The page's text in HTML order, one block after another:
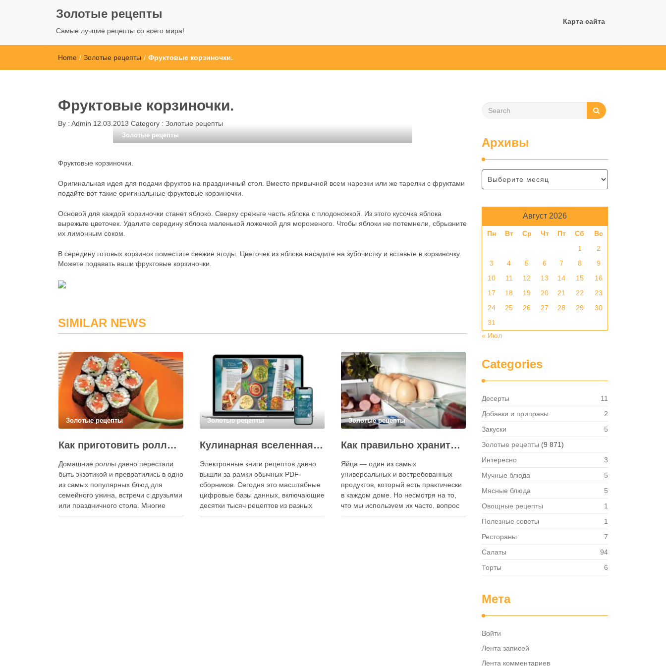
Золотые рецепты
Самые лучшие рецепты со всего мира!
Карта сайта
Home / Золотые рецепты / Фруктовые корзиночки.
Фруктовые корзиночки.
By : Admin 12.03.2013 Category : Золотые рецепты
Золотые рецепты
Фруктовые корзиночки.
Оригинальная идея для подачи фруктов на праздничный стол. Вместо привычной всем нарезки или же тарелки с фруктами
подайте вот такие оригинальные фруктовые корзиночки.
Основой для каждой корзиночки станет яблоко. Сверху срежьте часть яблока с плодоножкой. Из этого кусочка яблока
вырежьте цветочек. Удалите середину яблока маленькой ложечкой для мороженого. Чтобы яблоки не потемнели, сбрызните
их лимонным соком.
В середину готовых корзинок поместите свежие ягоды. Цветочек из яблока насадите на зубочистку и вставьте в корзиночку.
Можете подавать ваши фруктовые корзиночки.
SIMILAR NEWS
Золотые рецепты
Как приготовить роллы в домашних условиях?
Домашние роллы давно перестали
быть экзотикой и превратились в одно
из самых популярных блюд для
семейного ужина, встречи с друзьями
или праздничного стола. Многие
считают, что приготовление японских
Золотые рецепты
Кулинарная вселенная в цифре: топ-3 самых больших электронных книг рецептов
Электронные книги рецептов давно
вышли за рамки обычных PDF-
сборников. Сегодня это масштабные
цифровые базы данных, включающие
десятки тысяч рецептов из разных
стран мира, с подробными
Золотые рецепты
Как правильно хранить яйца: в холодильнике или на полке?
Яйца — один из самых
универсальных и востребованных
продуктов, который есть практически
в каждом доме. Но несмотря на то,
что мы используем их часто, вопрос
хранения остаётся актуальным: где
Архивы
Август 2026
Пн Вт Ср Чт Пт Сб
Вс
1
2
3
4 5 6 7 8
9
10
11 12 13 14 15
16
17
18 19 20 21 22
23
24
25 26 27 28 29
30
31
« Июл
Categories
Десерты
11
Добавки и приправы
2
Закуски
5
Золотые рецепты (9 871)
Интересно
3
Мучные блюда
5
Мясные блюда
5
Овощные рецепты
1
Полезные советы
1
Рестораны
7
Салаты
94
Торты
6
Мета
Войти
Лента записей
Лента комментариев